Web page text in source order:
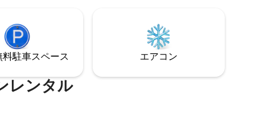
ており、
いとこ
を味わ
ぴったり
ナクルヒルズプロムナードショッピング
モール、トップゴルフ、バスプロショッ
プなどまで車で5分！ クリスタルブリッジ
美術館とウォルマート本社まで車で10
分。 アーカンソー大学まで車で20分。
料駐⁠車ス⁠ペ⁠ー⁠ス エアコン
レンタル